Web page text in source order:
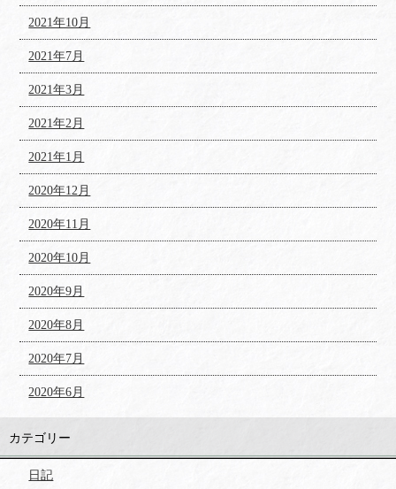
2021年10月
2021年7月
2021年3月
2021年2月
2021年1月
2020年12月
2020年11月
2020年10月
2020年9月
2020年8月
2020年7月
2020年6月
カテゴリー
日記